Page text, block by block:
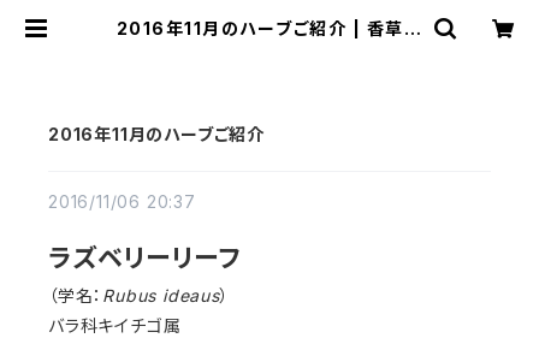
2016年11月のハーブご紹介 | 香草工
2016年11月のハーブご紹介
2016/11/06 20:37
ラズベリーリーフ
（学名： Rubus ideaus）
バラ科キイチゴ属